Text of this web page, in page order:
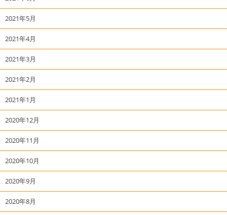
2021年5月
2021年4月
2021年3月
2021年2月
2021年1月
2020年12月
2020年11月
2020年10月
2020年9月
2020年8月